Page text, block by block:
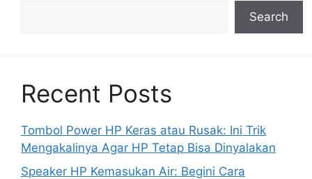
Search
Recent Posts
Tombol Power HP Keras atau Rusak: Ini Trik
Mengakalinya Agar HP Tetap Bisa Dinyalakan
Speaker HP Kemasukan Air: Begini Cara